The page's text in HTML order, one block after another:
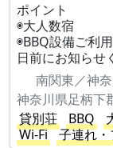
ポイント
◉大人数宿
◉BBQ設備ご利
日前にお知らせ
南関東／神
神奈川県足柄下
貸別荘
BBQ
Wi-Fi
子連れ